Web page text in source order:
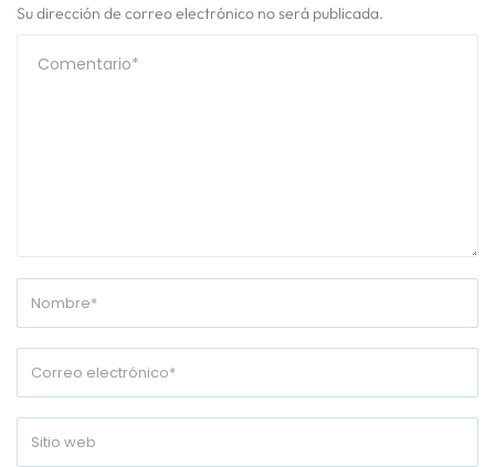
Su dirección de correo electrónico no será publicada.